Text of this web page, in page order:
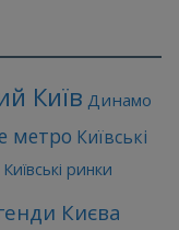
Київ Динамо
метро Київські
Київські ринки
Києва